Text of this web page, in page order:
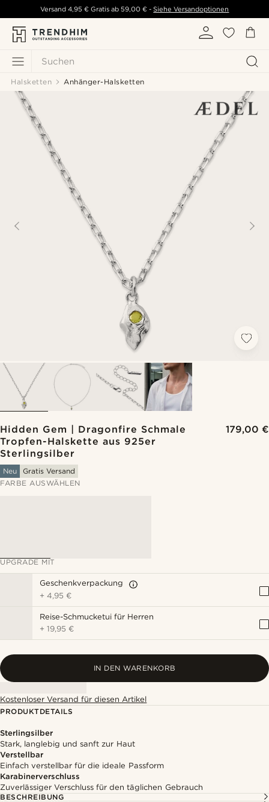
Suchen
Versand 4,95 € Gratis ab 59,00 € - Siehe Versandoptionen
Halsketten Anhänger-Halsketten
Hidden Gem | Dragonfire Schmale
Tropfen-Halskette aus 925er
Sterlingsilber
179,00 €
Neu
Gratis Versand
FARBE AUSWÄHLEN
UPGRADE MIT
Geschenkverpackung
+4,95 €
Reise-Schmucketui für Herren
+19,95 €
IN DEN WARENKORB
Kostenloser Versand für diesen Artikel
PRODUKTDETAILS
Sterlingsilber
Stark, langlebig und sanft zur Haut
Verstellbar
Einfach verstellbar für die ideale Passform
Karabinerverschluss
Zuverlässiger Verschluss für den täglichen Gebrauch
BESCHREIBUNG